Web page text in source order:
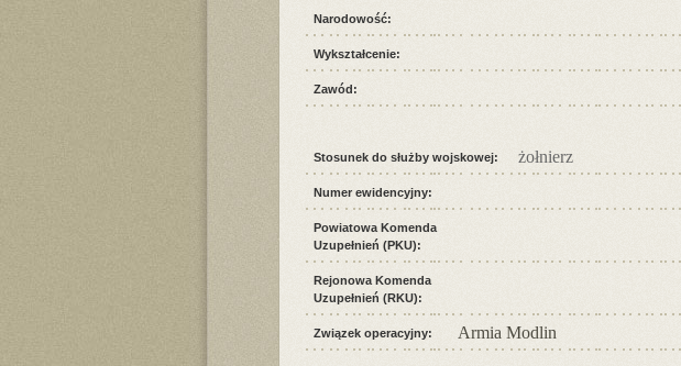
Narodowość:
Wykształcenie:
Zawód:
Stosunek do służby wojskowej: żołnierz
Numer ewidencyjny:
Powiatowa Komenda
Uzupełnień (PKU):
Rejonowa Komenda
Uzupełnień (RKU):
Związek operacyjny: Armia Modlin